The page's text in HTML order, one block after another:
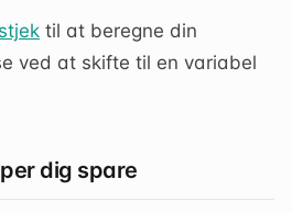
til at beregne din
ved at skifte til en variabel
dig spare